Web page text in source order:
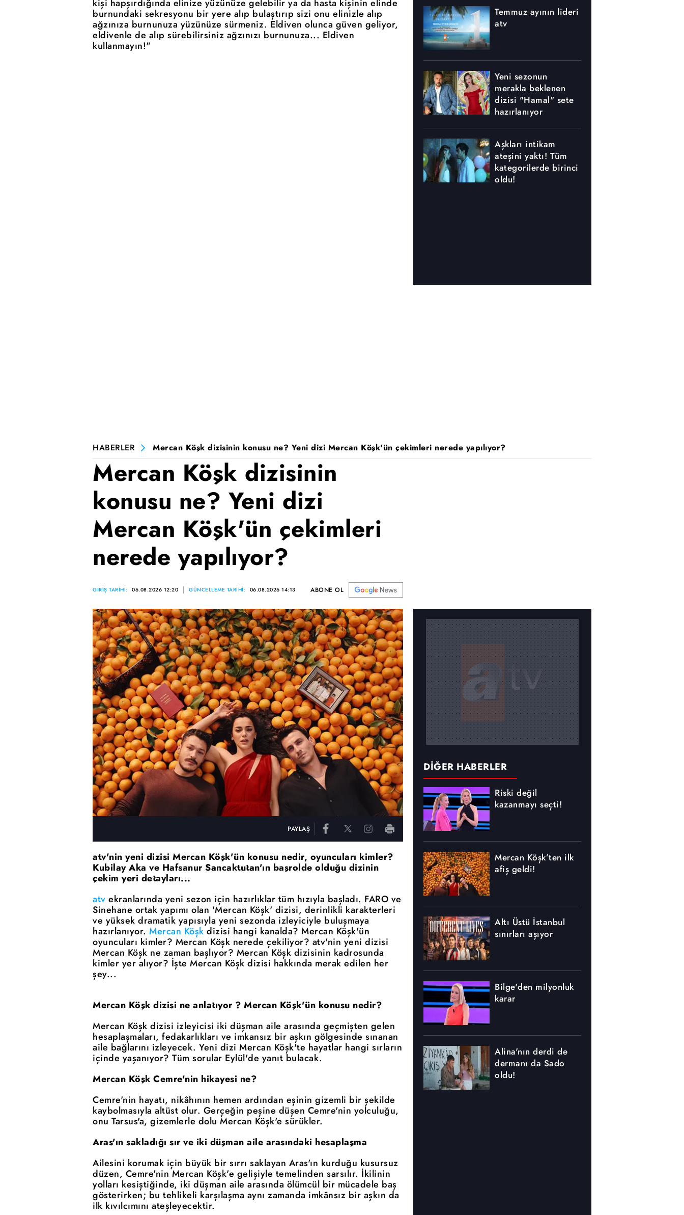
kişi hapşırdığında elinize yüzünüze gelebilir ya da hasta kişinin elinde
burnundaki sekresyonu bir yere alıp bulaştırıp sizi onu elinizle alıp
ağzınıza burnunuza yüzünüze sürmeniz. Eldiven olunca güven geliyor,
eldivenle de alıp sürebilirsiniz ağzınızı burnunuza... Eldiven
kullanmayın!"
Temmuz ayının lideri
atv
Yeni sezonun
merakla beklenen
dizisi "Hamal" sete
hazırlanıyor
Aşkları intikam
ateşini yaktı! Tüm
kategorilerde birinci
oldu!
HABERLER Mercan Köşk dizisinin konusu ne? Yeni dizi Mercan Köşk'ün çekimleri nerede yapılıyor?
Mercan Köşk dizisinin
konusu ne? Yeni dizi
Mercan Köşk'ün çekimleri
nerede yapılıyor?
GİRİŞ TARİHİ: 06.08.2026 12:20 GÜNCELLEME TARİHİ: 06.08.2026 14:13 ABONE OL
PAYLAŞ
atv'nin yeni dizisi Mercan Köşk'ün konusu nedir, oyuncuları kimler?
Kubilay Aka ve Hafsanur Sancaktutan'ın başrolde olduğu dizinin
çekim yeri detayları...
atv ekranlarında yeni sezon için hazırlıklar tüm hızıyla başladı. FARO ve
Sinehane ortak yapımı olan 'Mercan Köşk' dizisi, derinlikli karakterleri
ve yüksek dramatik yapısıyla yeni sezonda izleyiciyle buluşmaya
hazırlanıyor. Mercan Köşk dizisi hangi kanalda? Mercan Köşk'ün
oyuncuları kimler? Mercan Köşk nerede çekiliyor? atv'nin yeni dizisi
Mercan Köşk ne zaman başlıyor? Mercan Köşk dizisinin kadrosunda
kimler yer alıyor? İşte Mercan Köşk dizisi hakkında merak edilen her
şey...
Mercan Köşk dizisi ne anlatıyor ? Mercan Köşk'ün konusu nedir?
Mercan Köşk dizisi izleyicisi iki düşman aile arasında geçmişten gelen
hesaplaşmaları, fedakarlıkları ve imkansız bir aşkın gölgesinde sınanan
aile bağlarını izleyecek. Yeni dizi Mercan Köşk'te hayatlar hangi sırların
içinde yaşanıyor? Tüm sorular Eylül'de yanıt bulacak.
Mercan Köşk Cemre'nin hikayesi ne?
Cemre'nin hayatı, nikâhının hemen ardından eşinin gizemli bir şekilde
kaybolmasıyla altüst olur. Gerçeğin peşine düşen Cemre'nin yolculuğu,
onu Tarsus'a, gizemlerle dolu Mercan Köşk'e sürükler.
Aras'ın sakladığı sır ve iki düşman aile arasındaki hesaplaşma
Ailesini korumak için büyük bir sırrı saklayan Aras'ın kurduğu kusursuz
düzen, Cemre'nin Mercan Köşk'e gelişiyle temelinden sarsılır. İkilinin
yolları kesiştiğinde, iki düşman aile arasında ölümcül bir mücadele baş
gösterirken; bu tehlikeli karşılaşma aynı zamanda imkânsız bir aşkın da
ilk kıvılcımını ateşleyecektir.
DİĞER HABERLER
Riski değil
kazanmayı seçti!
Mercan Köşk’ten ilk
afiş geldi!
Altı Üstü İstanbul
sınırları aşıyor
Bilge'den milyonluk
karar
Alina'nın derdi de
dermanı da Sado
oldu!